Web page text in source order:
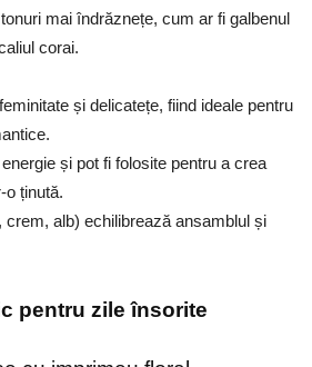
mai îndrăznețe, cum ar fi galbenul
corai.
și delicatețe, fiind ideale pentru
și pot fi folosite pentru a crea
o ținută.
crem, alb) echilibrează ansamblul și
pentru zile însorite